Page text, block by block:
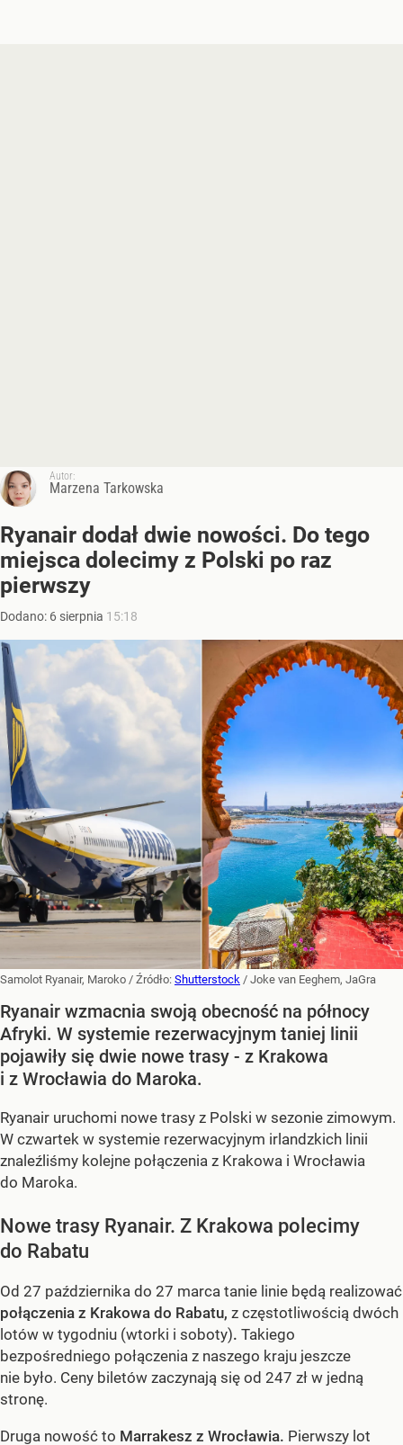
Autor:
Marzena Tarkowska
Ryanair dodał dwie nowości. Do tego
miejsca dolecimy z Polski po raz
pierwszy
Dodano: 6 sierpnia 15:18
Samolot Ryanair, Maroko / Źródło: Shutterstock / Joke van Eeghem, JaGra
Ryanair wzmacnia swoją obecność na północy
Afryki. W systemie rezerwacyjnym taniej linii
pojawiły się dwie nowe trasy - z Krakowa
i z Wrocławia do Maroka.
Ryanair uruchomi nowe trasy z Polski w sezonie zimowym.
W czwartek w systemie rezerwacyjnym irlandzkich linii
znaleźliśmy kolejne połączenia z Krakowa i Wrocławia
do Maroka.
Nowe trasy Ryanair. Z Krakowa polecimy
do Rabatu
Od 27 października do 27 marca tanie linie będą realizować
połączenia z Krakowa do Rabatu, z częstotliwością dwóch
lotów w tygodniu (wtorki i soboty). Takiego
bezpośredniego połączenia z naszego kraju jeszcze
nie było. Ceny biletów zaczynają się od 247 zł w jedną
stronę.
Druga nowość to Marrakesz z Wrocławia. Pierwszy lot